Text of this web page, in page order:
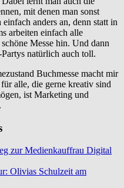
mit denen man sonst
anders an, denn statt in
arbeiten einfach alle
Messe hin. Und dann
natürlich auch toll.
Buchmesse macht mir
alle, die gerne kreativ sind
ist Marketing und
zur Medienkauffrau Digital
Olivias Schulzeit am